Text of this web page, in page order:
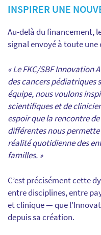
INSPIRER UNE
Au-delà du financement,
signal envoyé à toute
« Le FKC/SBF Innovation
des cancers pédiatriques
équipe, nous voulons
scientifiques et de
espoir que la rencontre
différentes nous
réalité quotidienne des
familles. »
C’est précisément cette
entre disciplines, entre
et clinique — que
depuis sa création.